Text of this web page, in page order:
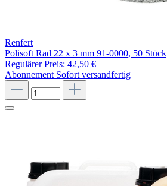
Renfert
Polisoft Rad 22 x 3 mm 91-0000, 50 Stück
Regulärer Preis: 42,50 €
Abonnement Sofort versandfertig